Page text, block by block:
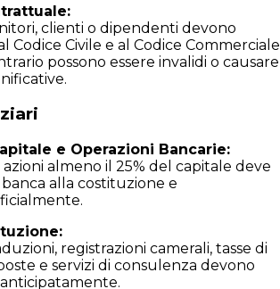
clienti o dipendenti devono
Codice Civile e al Codice Commerciale
possono essere invalidi o causare
e Operazioni Bancarie:
almeno il 25% del capitale deve
alla costituzione e
registrazioni camerali, tasse di
e servizi di consulenza devono